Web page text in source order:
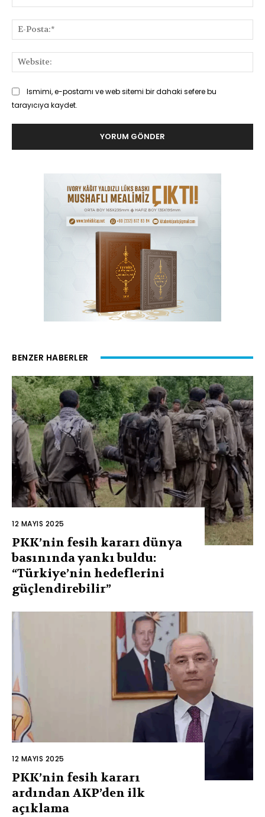
Ismimi, e-postamı ve web sitemi bir dahaki sefere bu
tarayıcıya kaydet.
BENZER HABERLER
12 MAYIS 2025
PKK’nin fesih kararı dünya
basınında yankı buldu:
“Türkiye’nin hedeflerini
güçlendirebilir”
12 MAYIS 2025
PKK’nin fesih kararı
ardından AKP’den ilk
açıklama